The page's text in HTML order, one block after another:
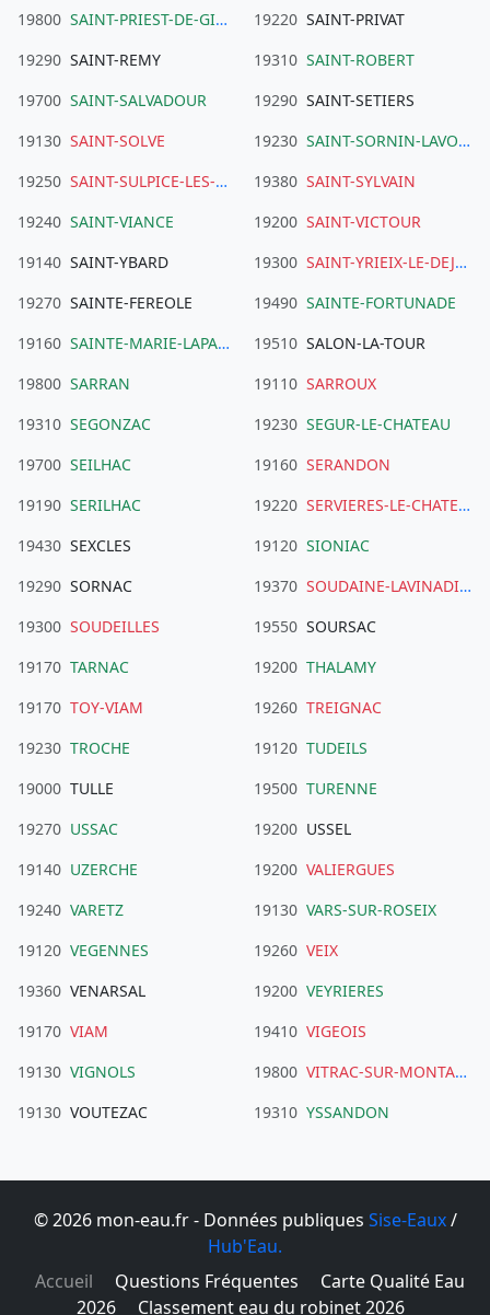
19800 SAINT-PRIEST-DE-GIMEL 19220 SAINT-PRIVAT
19290 SAINT-REMY 19310 SAINT-ROBERT
19700 SAINT-SALVADOUR 19290 SAINT-SETIERS
19130 SAINT-SOLVE 19230 SAINT-SORNIN-LAVOLPS
19250 SAINT-SULPICE-LES-BOIS 19380 SAINT-SYLVAIN
19240 SAINT-VIANCE 19200 SAINT-VICTOUR
19140 SAINT-YBARD 19300 SAINT-YRIEIX-LE-DEJALAT
19270 SAINTE-FEREOLE 19490 SAINTE-FORTUNADE
19160 SAINTE-MARIE-LAPANOUZE 19510 SALON-LA-TOUR
19800 SARRAN 19110 SARROUX
19310 SEGONZAC 19230 SEGUR-LE-CHATEAU
19700 SEILHAC 19160 SERANDON
19190 SERILHAC 19220 SERVIERES-LE-CHATEAU
19430 SEXCLES 19120 SIONIAC
19290 SORNAC 19370 SOUDAINE-LAVINADIERE
19300 SOUDEILLES 19550 SOURSAC
19170 TARNAC 19200 THALAMY
19170 TOY-VIAM 19260 TREIGNAC
19230 TROCHE 19120 TUDEILS
19000 TULLE 19500 TURENNE
19270 USSAC 19200 USSEL
19140 UZERCHE 19200 VALIERGUES
19240 VARETZ 19130 VARS-SUR-ROSEIX
19120 VEGENNES 19260 VEIX
19360 VENARSAL 19200 VEYRIERES
19170 VIAM 19410 VIGEOIS
19130 VIGNOLS 19800 VITRAC-SUR-MONTANE
19130 VOUTEZAC 19310 YSSANDON
© 2026 mon-eau.fr - Données publiques Sise-Eaux/
Hub'Eau.
Accueil
Questions Fréquentes
Carte Qualité Eau
2026
Classement eau du robinet 2026